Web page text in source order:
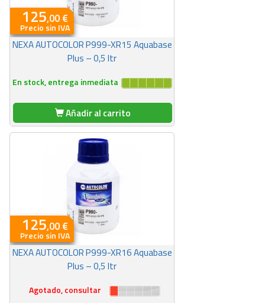
125,00 €
Precio sin IVA
En stock, entrega inmediata
NEXA AUTOCOLOR P999-XR15 Aquabase
Plus – 0,5 ltr
Añadir al carrito
125,00 €
Precio sin IVA
Agotado, consultar
NEXA AUTOCOLOR P999-XR16 Aquabase
Plus – 0,5 ltr